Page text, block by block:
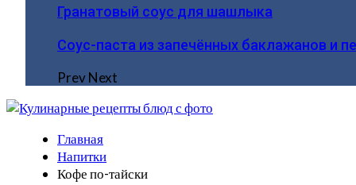
Гранатовый соус для шашлыка
Соус-паста из запечённых баклажанов и
PrevNext
Главная
Напитки
Кофе по-тайски